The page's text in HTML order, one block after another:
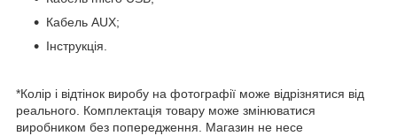
Кабель AUX;
Інструкція.
*Колір і відтінок виробу на фотографії може відрізнятися від
реального. Комплектація товару може змінюватися
виробником без попередження. Магазин не несе